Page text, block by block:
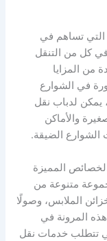
التي تساهم في
في كل من التنقل
من المزايا
في الشوارع
يمكن لدباب نقل
والأماكن
الشوارع الضيقة.
المميزة
متنوعة من
الملابس، وصولًا
هذه المرونة في
تتطلب خدمات نقل